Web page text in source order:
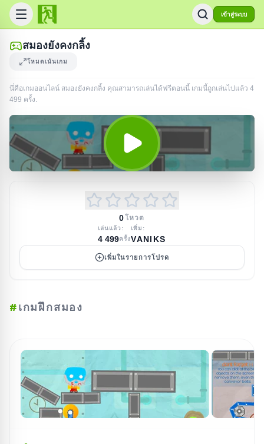
เข้าสู่ระบบ
สมองยังคงกลิ้ง
โหมดเน้นเกม
นี่คือเกมออนไลน์ สมองยังคงกลิ้ง คุณสามารถเล่นได้ฟรีตอนนี้ เกมนี้ถูกเล่นไปแล้ว 4
499 ครั้ง.
0โหวต
เล่นแล้ว:
4 499ครั้ง
เพิ่ม:
VANIKS
เพิ่มในรายการโปรด
#เกมฝึกสมอง